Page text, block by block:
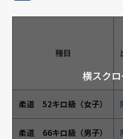
種目
柔道 52キロ級（女子）
柔道 66キロ級（男子）
横スク